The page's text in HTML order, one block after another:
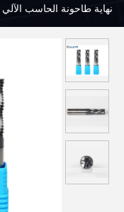
نهاية طاحونة الحاسب الآلي العمل 35 درجة زاوية هليكس